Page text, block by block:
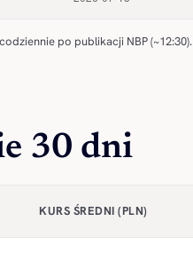
po publikacji NBP (~12:30).
30 dni
KURS ŚREDNI (PLN)